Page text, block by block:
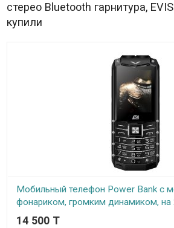
стерео Bluetooth гарнитура,
купили
Мобильный телефон Power Bank с
фонариком, громким динамиком, на
ID02PW
14 500 T